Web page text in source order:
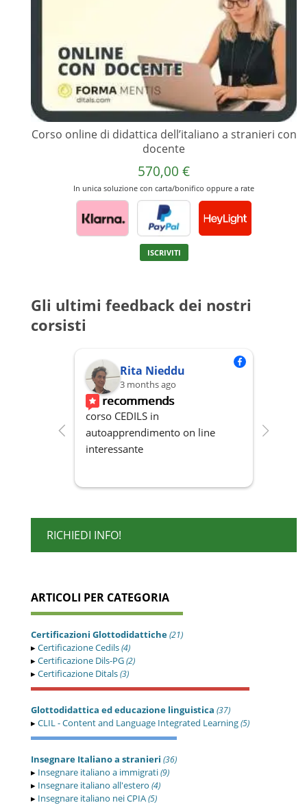
prodotto
Corso online di didattica dell’italiano a stranieri con
docente
570,00 €
In unica soluzione con carta/bonifico oppure a rate
ISCRIVITI
Questo
prodotto
varianti.
prodotto
Gli ultimi feedback dei nostri
corsisti
Rita Nieddu
3 months ago
recommends
corso CEDILS in
autoapprendimento on line
interessante
RICHIEDI INFO!
ARTICOLI PER CATEGORIA
Certificazioni Glottodidattiche(21)
▸Certificazione Cedils(4)
▸Certificazione Dils-PG(2)
▸Certificazione Ditals(3)
Glottodidattica ed educazione linguistica (37)
▸CLIL - Content and Language Integrated Learning(5)
Insegnare Italiano a stranieri (36)
▸ Insegnare italiano a immigrati(9)
▸ Insegnare italiano all'estero (4)
▸ Insegnare italiano nei CPIA(5)